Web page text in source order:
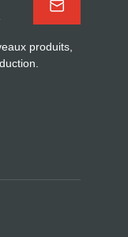
produits,